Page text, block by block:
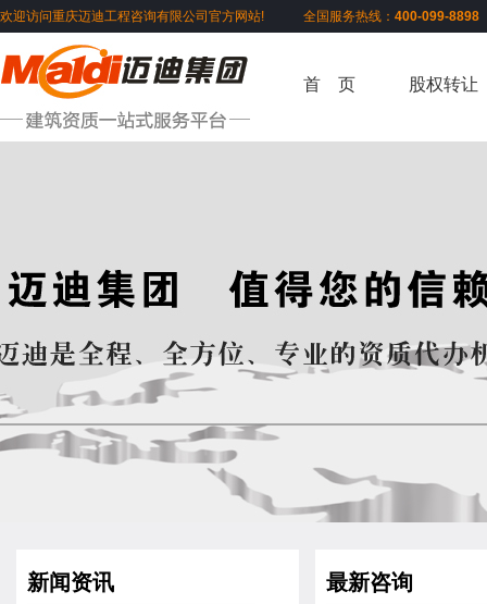
欢迎访问重庆迈迪工程咨询有限公司官方网站! 全国服务热线： 400-099-
首 页 股权转让
新闻资讯 最新咨询